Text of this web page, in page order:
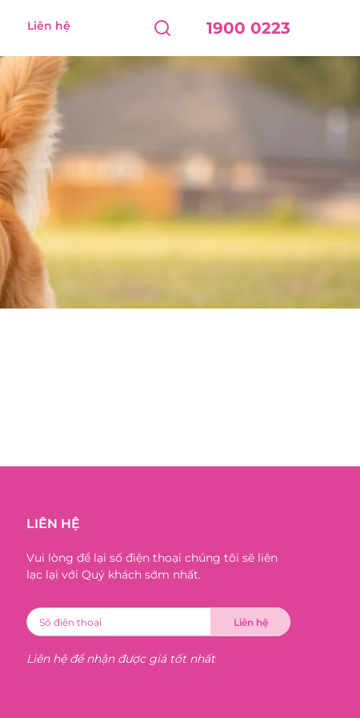
Liên hệ 1900 0223
LIÊN HỆ
Vui lòng để lại số điện thoại chúng tôi sẽ liên
lạc lại với Quý khách sớm nhất.
Liên hệ để nhận được giá tốt nhất